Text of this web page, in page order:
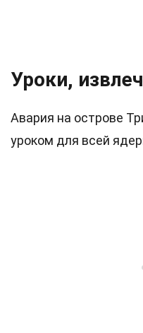
Уроки,
Авария на острове
уроком для всей